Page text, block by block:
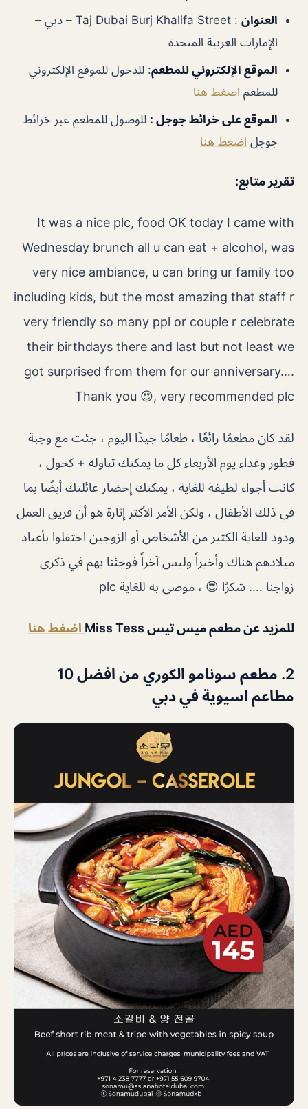
العنوان
: Taj Dubai Burj Khalifa Street – دبي –
الإمارات العربية المتحدة
الموقع الإلكتروني للمطعم: للدخول للموقع الإلكتروني
للمطعم اضغط هنا
الموقع على خرائط جوجل : للوصول للمطعم عبر خرائط
جوجل اضغط هنا
تقرير متابع:
It was a nice plc, food OK today I came with
Wednesday brunch all u can eat + alcohol, was
very nice ambiance, u can bring ur family too
including kids, but the most amazing that staff r
very friendly so many ppl or couple r celebrate
their birthdays there and last but not least we
got surprised from them for our anniversary….
Thank you 😍, very recommended plc
لقد كان مطعمًا رائعًا ، طعامًا جيدًا اليوم ، جئت مع وجبة
فطور وغداء يوم الأربعاء كل ما يمكنك تناوله + كحول ،
كانت أجواء لطيفة للغاية ، يمكنك إحضار عائلتك أيضًا بما
في ذلك الأطفال ، ولكن الأمر الأكثر إثارة هو أن فريق العمل
ودود للغاية الكثير من الأشخاص أو الزوجين احتفلوا بأعياد
ميلادهم هناك وأخيراً وليس آخراً فوجئنا بهم في ذكرى
زواجنا …. شكرًا 😍 ، موصى به للغاية plc
للمزيد عن مطعم ميس تيس Miss Tess اضغط هنا
2. مطعم سونامو الكوري من افضل 10
مطاعم اسيوية في دبي